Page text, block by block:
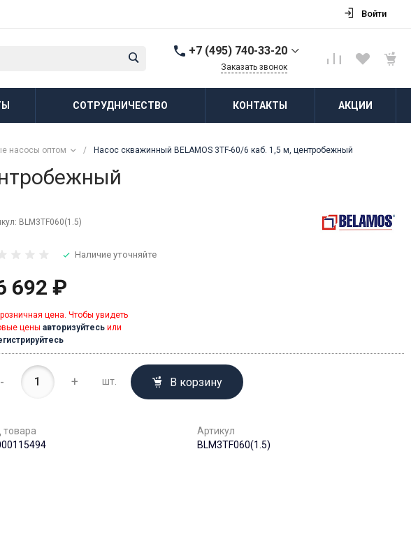
Войти
+7 (495) 740-33-20
г. Балашиха, д.
Пн-Пт: 8:00-18:00 Cб-Вс:
Заказать звонок
СОТРУДНИЧЕСТВО КОНТАКТЫ АКЦИИ
насосы оптом / Насос скважинный BELAMOS 3TF-60/6 каб. 1,5 м, центробежный
BLM3TF060(1.5)
Наличие уточняйте
692 ₽
цена. Чтобы увидеть
цены авторизуйтесьили
- + шт. В корзину
товара
Артикул
BLM3TF060(1.5)